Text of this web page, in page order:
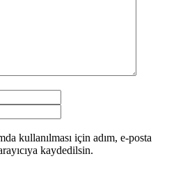
posta
kullanılması için adım, e-posta
kaydedilsin.